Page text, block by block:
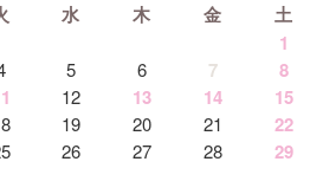
水 木 金
土
1
5 6 7
8
12 13 14
15
19 20 21
22
26 27 28
29